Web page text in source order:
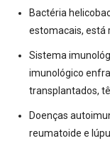
Bactéria
estomacais, está
Sistema
imunológico
transplantados,
Doenças
reumatoide e